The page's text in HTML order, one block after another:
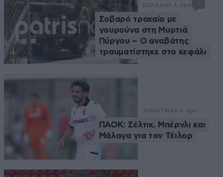
ΕΛΛΑΔΑ4 λ. πριν
Σοβαρό τροχαίο με
γουρούνα στη Μυρτιά
Πύργου – Ο αναβάτης
τραυματίστηκε στο κεφάλι
ΑΘΛΗΤΙΚΑ6 λ. πριν
ΠΑΟΚ: Σέλτικ, Μπέρνλι και
Μάλαγα για τον Τέιλορ